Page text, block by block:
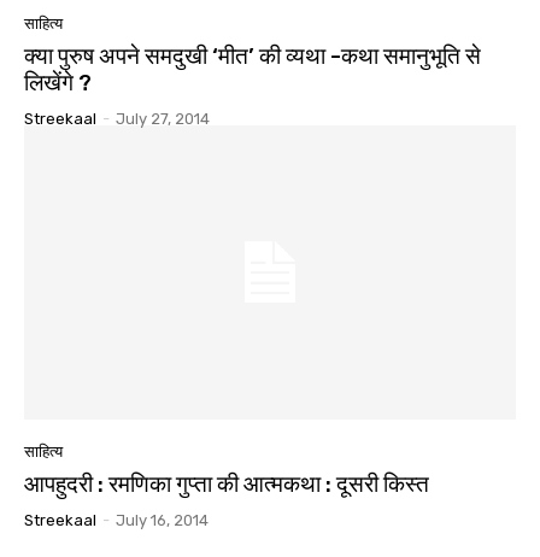
साहित्य
क्या पुरुष अपने समदुखी ‘मीत’ की व्यथा -कथा समानुभूति से
लिखेंगे ?
Streekaal - July 27, 2014
साहित्य
आपहुदरी : रमणिका गुप्ता की आत्मकथा : दूसरी किस्त
Streekaal - July 16, 2014